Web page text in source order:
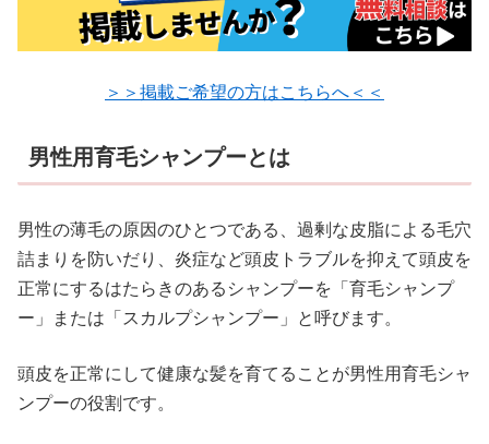
＞＞掲載ご希望の方はこちらへ＜＜
男性用育毛シャンプーとは
男性の薄毛の原因のひとつである、過剰な皮脂による毛穴
詰まりを防いだり、炎症など頭皮トラブルを抑えて頭皮を
正常にするはたらきのあるシャンプーを「育毛シャンプ
ー」または「スカルプシャンプー」と呼びます。
頭皮を正常にして健康な髪を育てることが男性用育毛シャ
ンプーの役割です。